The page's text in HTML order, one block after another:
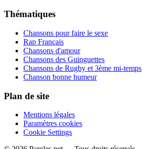
Thématiques
Chansons pour faire le sexe
Rap Français
Chansons d'amour
Chansons des Guinguettes
Chansons de Rugby et 3ème mi-temps
Chanson bonne humeur
Plan de site
Mentions légales
Paramètres cookies
Cookie Settings